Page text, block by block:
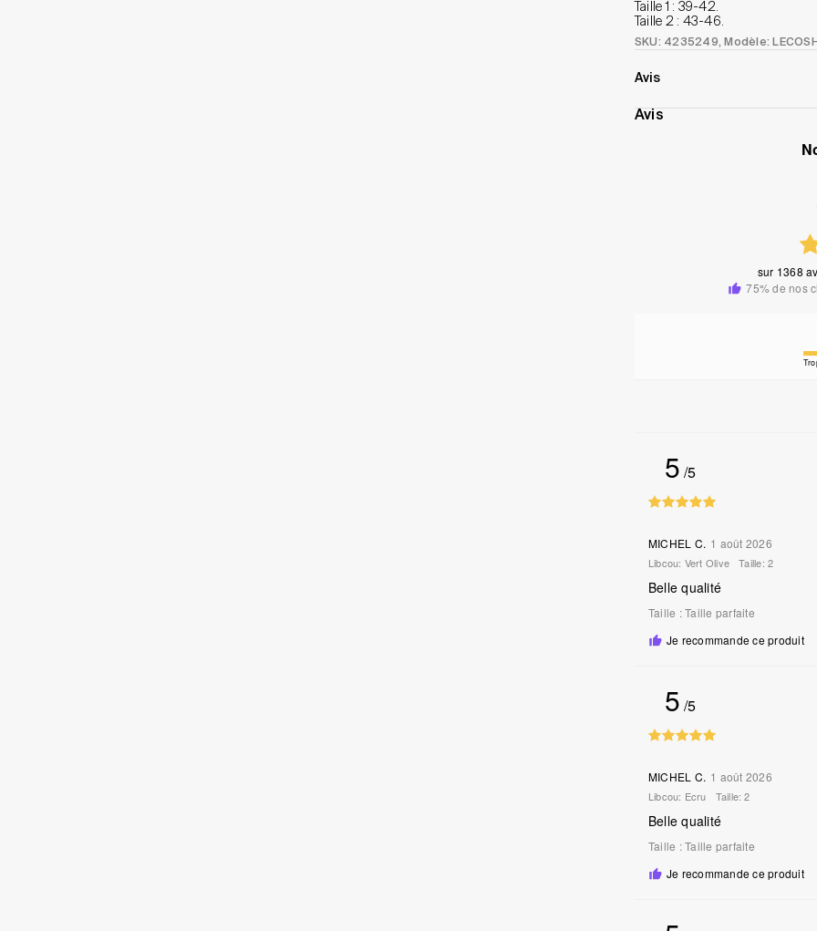
Taille 1 : 39-42.
Taille 2 : 43-46.
SKU: 4235249, Modèle:
Avis
Avis
sur 1368
75% de nos
5 /5
MICHEL C. 1 août 2026
Libcou: Vert Olive Taille: 2
Belle qualité
Taille :Taille parfaite
Je recommande ce produit
5 /5
MICHEL C. 1 août 2026
Libcou: Ecru Taille: 2
Belle qualité
Taille :Taille parfaite
Je recommande ce produit